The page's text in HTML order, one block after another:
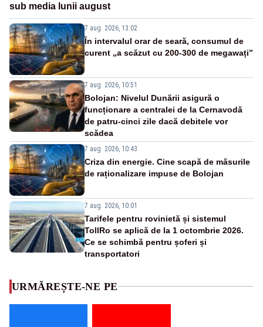
sub media lunii august
7 aug. 2026, 13:02
În intervalul orar de seară, consumul de
curent „a scăzut cu 200-300 de megawați”
7 aug. 2026, 10:51
Bolojan: Nivelul Dunării asigură o
funcționare a centralei de la Cernavodă
de patru-cinci zile dacă debitele vor
scădea
7 aug. 2026, 10:43
Criza din energie. Cine scapă de măsurile
de raționalizare impuse de Bolojan
7 aug. 2026, 10:01
Tarifele pentru rovinietă și sistemul
TollRo se aplică de la 1 octombrie 2026.
Ce se schimbă pentru șoferi și
transportatori
URMĂREȘTE-NE PE